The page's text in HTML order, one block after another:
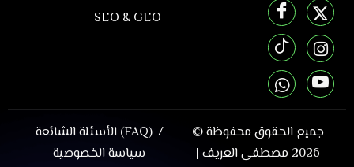
SEO & GEO
جميع الحقوق محفوظة ©
2026 مصطفى العريف |
الأسئلة الشائعة (FAQ)
سياسة الخصوصية